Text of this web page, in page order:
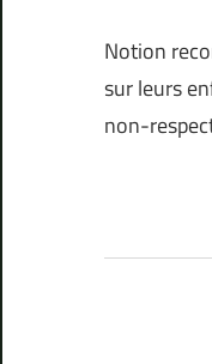
Notion
sur leurs
non-